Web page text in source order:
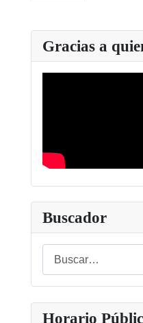
Gracias a
Buscador
Buscar
Type 2 or
Horario